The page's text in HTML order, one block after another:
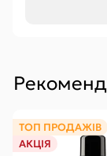
ТОП ПРОДАЖІВ
АКЦІЯ